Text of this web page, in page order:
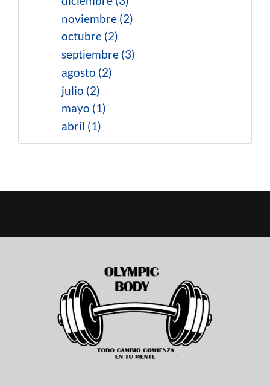
noviembre (2)
octubre (2)
septiembre (3)
agosto (2)
julio (2)
mayo (1)
abril (1)